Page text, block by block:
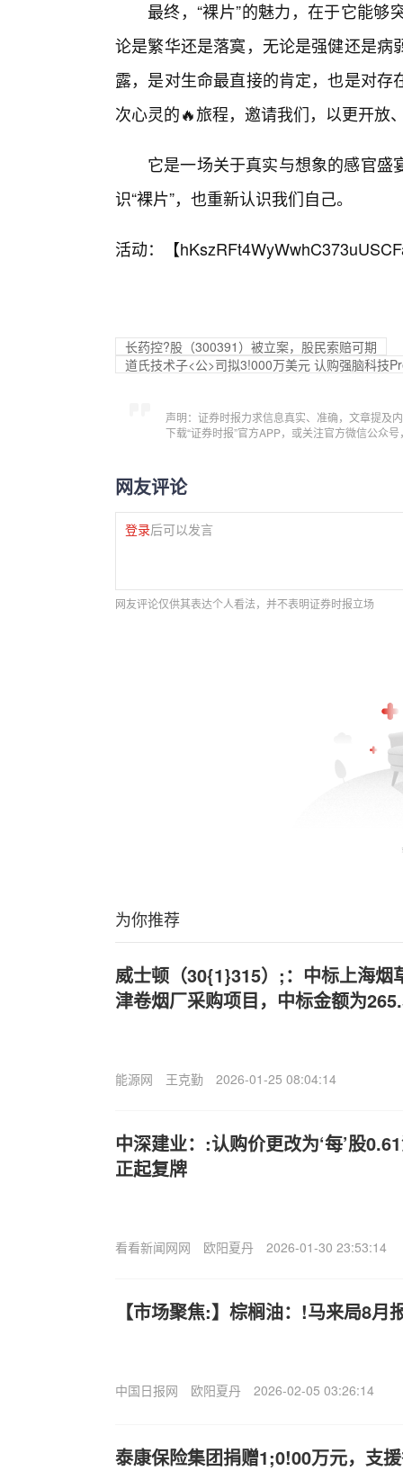
最终，“裸片”的魅力，在于它能
论是繁华还是落寞，无论是强健还是
露，是对生命最直接的肯定，也是对
次心灵的🔥旅程，邀请我们，以更开放
它是一场关于真实与想象的感官
识“裸片”，也重新认识我们自己。
活动：【
长药控?股（300391）被立案，股民索赔可期
道氏技术子<公>司拟3!000万美元 认购强脑科技
声明：证券时报力求信息真实、准确，文章提及
下载“证券时报”官方APP，或关注官方微信公众
网友评论
登录后可以发言
网友评论仅供其表达个人看法，并不表明证券时报立场
为你推荐
威士顿（30{1}315）;：中标上海烟
津卷烟厂采购项目，中标金额为
能源网 王克勤 2026-01-25 08:04:14
中深建业：:认购价更改为‘每’股
正起复牌
看看新闻网网 欧阳夏丹 2026-01-30 23:53:14
【市场聚焦:】棕榈油：!马来局8月
中国日报网 欧阳夏丹 2026-02-05 03:26:14
泰康保险集团捐赠1;0!00万元，支